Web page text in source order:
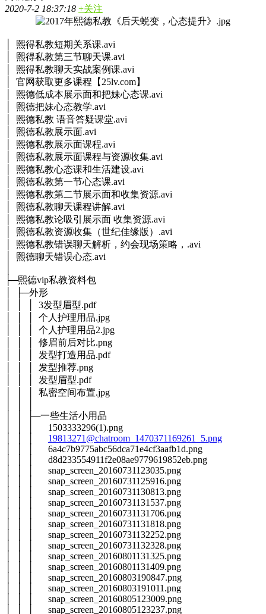
2020-7-2 18:37:18 +关注
│ 熙得私教短期关系课.avi
│ 熙得私教第三节聊天课.avi
│ 熙得私教聊天实战案例课.avi
│ 官网获取更多课程【25lv.com】
│ 熙德低成本展示面和把妹心态课.avi
│ 熙德把妹心态教学.avi
│ 熙德私教 语音答疑课堂.avi
│ 熙德私教展示面.avi
│ 熙德私教展示面课程.avi
│ 熙德私教展示面课程与资源收集.avi
│ 熙德私教心态课和生活建设.avi
│ 熙德私教第一节心态课.avi
│ 熙德私教第二节展示面和收集资源.avi
│ 熙德私教聊天课程讲解.avi
│ 熙德私教论吸引展示面 收集资源.avi
│ 熙德私教资源收集（世纪佳缘版）.avi
│ 熙德私教错误聊天解析，约会现场策略，.avi
│ 熙德聊天错误心态.avi
├─熙德vip私教资料包
│ ├─外形
│ │ │ 3发型眉型.pdf
│ │ │ 个人护理用品.jpg
│ │ │ 个人护理用品2.jpg
│ │ │ 修眉前后对比.png
│ │ │ 发型打造用品.pdf
│ │ │ 发型推荐.png
│ │ │ 发型眉型.pdf
│ │ │ 私密空间布置.jpg
│ │ ├─一些生活小用品
│ │ │ 1503333296(1).png
19813271@chatroom_1470371169261_5.png
│ │ │ 6a4c7b9775abc56dca71e4cf3aafb1d.png
│ │ │ d8d233554911f2e08ae9779619852eb.png
│ │ │ snap_screen_20160731123035.png
│ │ │ snap_screen_20160731125916.png
│ │ │ snap_screen_20160731130813.png
│ │ │ snap_screen_20160731131537.png
│ │ │ snap_screen_20160731131706.png
│ │ │ snap_screen_20160731131818.png
│ │ │ snap_screen_20160731132252.png
│ │ │ snap_screen_20160731132328.png
│ │ │ snap_screen_20160801131325.png
│ │ │ snap_screen_20160801131409.png
│ │ │ snap_screen_20160803190847.png
│ │ │ snap_screen_20160803191011.png
│ │ │ snap_screen_20160805123009.png
│ │ │ snap_screen_20160805123237.png